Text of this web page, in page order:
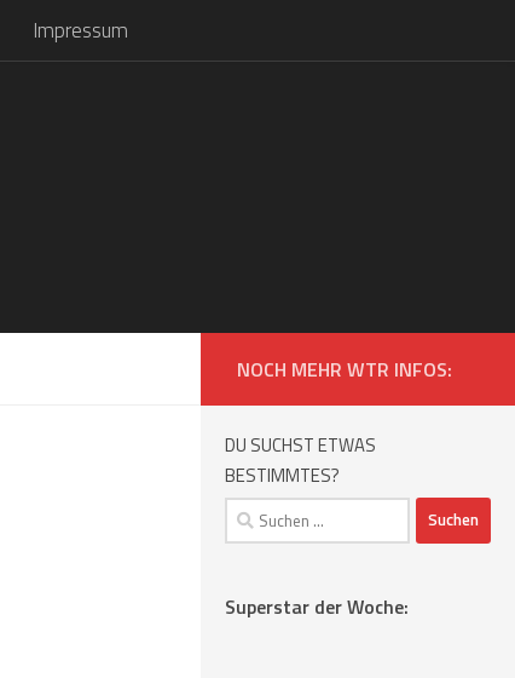
Impressum
NOCH MEHR WTR INFOS:
DU SUCHST ETWAS
BESTIMMTES?
Suchen
nach:
Superstar der Woche: